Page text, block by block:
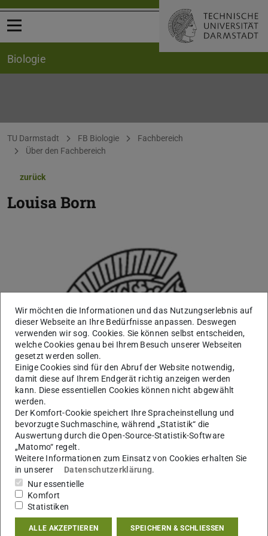
Menü öffnen
Biologie
Sie befinden sich hier:
TU Darmstadt FB Biologie
Fachbereich
Über den Fachbereich
zurück
Louisa Born
Arbeitsgebiet(e)
Gleichstellungsteam
Kontakt
Wir möchten die Informationen und das Nutzungserlebnis auf
dieser Webseite an Ihre Bedürfnisse anpassen. Deswegen
verwenden wir sog. Cookies. Sie können selbst entscheiden,
welche Cookies genau bei Ihrem Besuch unserer Webseiten
gesetzt werden sollen.
Einige Cookies sind für den Abruf der Website notwendig,
damit diese auf Ihrem Endgerät richtig anzeigen werden
kann. Diese essentiellen Cookies können nicht abgewählt
werden.
Der Komfort-Cookie speichert Ihre Spracheinstellung und
bevorzugte Suchmaschine, während „Statistik“ die
Auswertung durch die Open-Source-Statistik-Software
„Matomo“ regelt.
Weitere Informationen zum Einsatz von Cookies erhalten Sie
in unserer
Datenschutzerklärung.
Nur essentielle
Komfort
Statistiken
ALLE AKZEPTIEREN SPEICHERN & SCHLIESSEN